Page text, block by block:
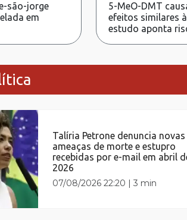
são-jorge
em
5-MeO-DMT
efeitos similares
estudo aponta
Talíria Petrone denuncia novas
ameaças de morte e estupro
recebidas por e-mail em abril
2026
07/08/2026 22:20 |3 min